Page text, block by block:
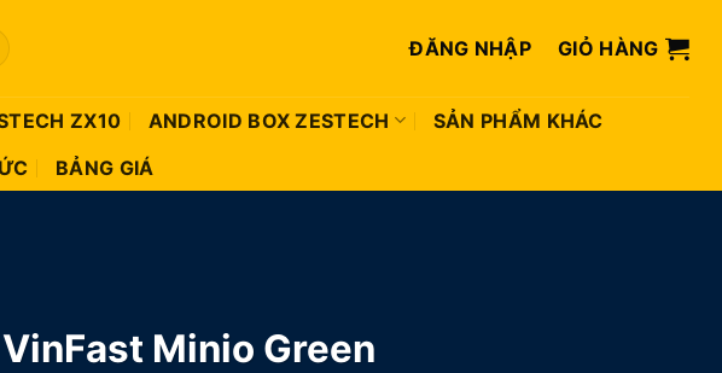
ĐĂNG NHẬP GIỎ HÀNG
ZX10 ANDROID BOX ZESTECH
SẢN PHẨM KHÁC
BẢNG GIÁ
Minio Green